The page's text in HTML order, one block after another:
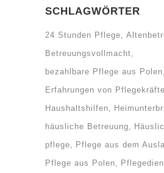
SCHLAGWÖRTER
24 Stunden Pflege
Betreuungsvollmacht
bezahlbare Pflege aus Polen
Erfahrungen von
Haushaltshilfen
häusliche Betreuung
pflege
Pflege aus dem
Pflege aus Polen